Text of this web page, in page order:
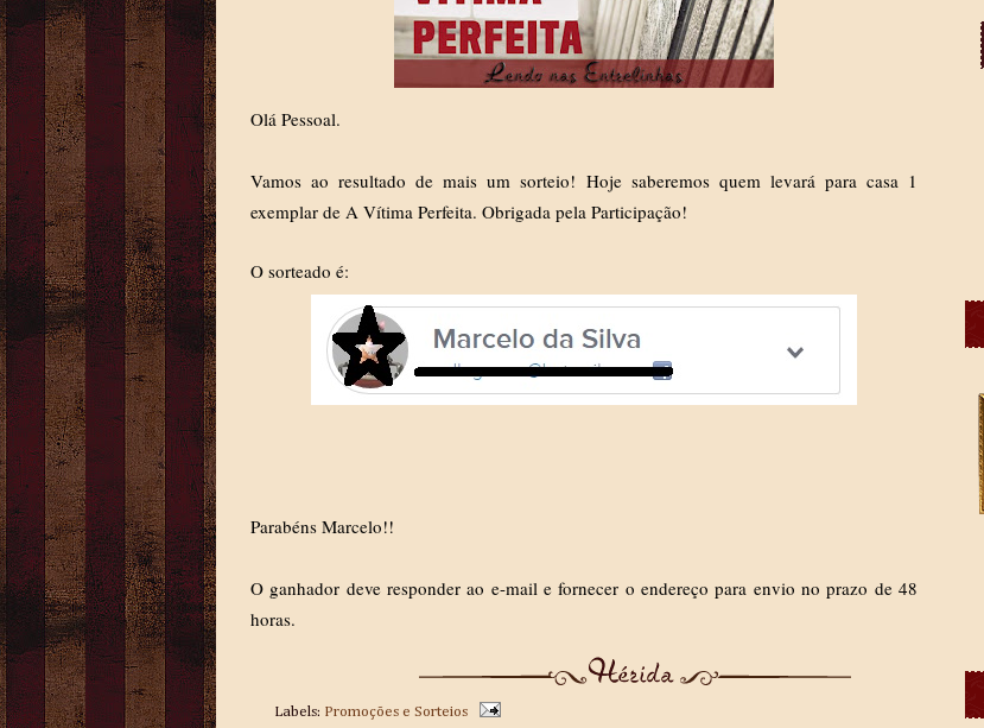
Olá Pessoal.
Vamos ao resultado de mais um sorteio! Hoje saberemos quem levará para casa 1
exemplar de A Vítima Perfeita. Obrigada pela Participação!
O sorteado é:
Parabéns Marcelo!!
O ganhador deve responder ao e-mail e fornecer o endereço para envio no prazo de 48
horas.
Labels: Promoções e Sorteios